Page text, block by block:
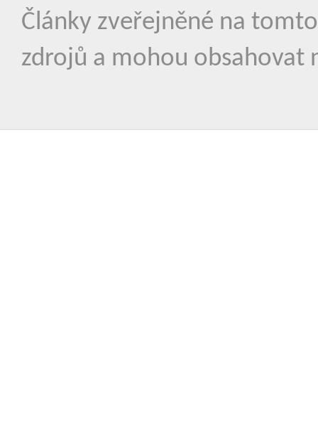
Články zveřejněné na
zdrojů a mohou obsahovat